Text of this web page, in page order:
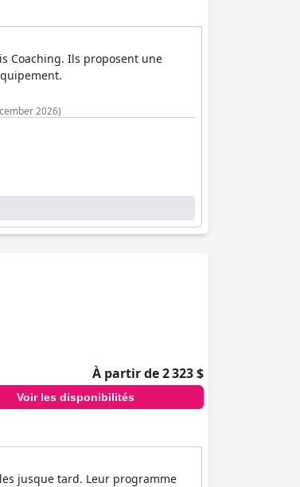
Coaching. Ils proposent une
2026)
À partir de 2 323 $
Voir les disponibilités
jusque tard. Leur programme